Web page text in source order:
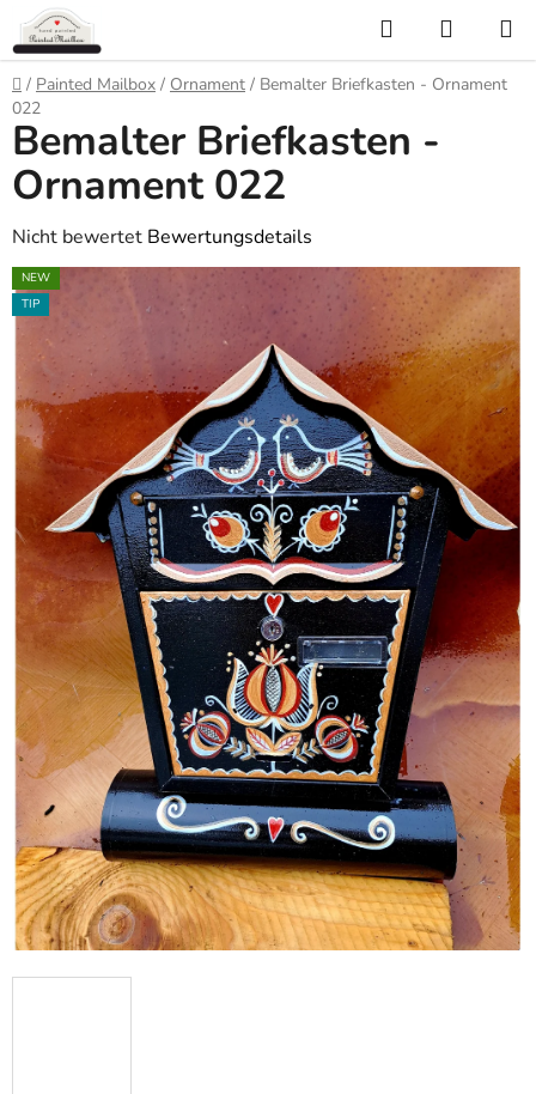
Zum
Inhalt
springen
Suchen
Startseite
/ Painted Mailbox / Ornament / Bemalter Briefkasten - Ornament
022
Bemalter Briefkasten -
Ornament 022
Die
durchschnittliche
Produktbewertung
ist
0,0
von
5
Sternen.
Nicht bewertet Bewertungsdetails
NEW
TIP